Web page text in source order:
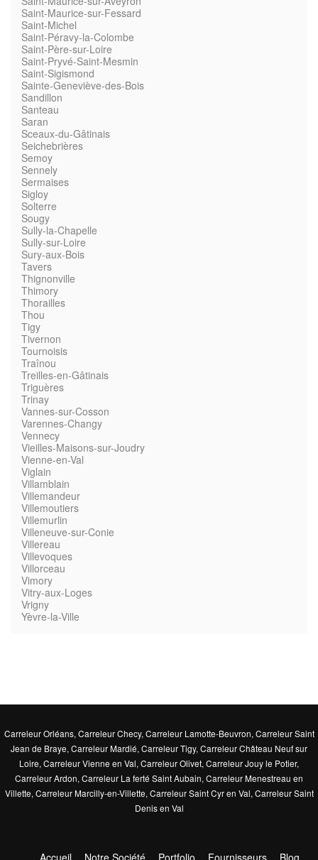
Saint-Maurice-sur-Fessard
Saint-Michel
Saint-Péravy-la-Colombe
Saint-Père-sur-Loire
Saint-Pryvé-Saint-Mesmin
Saint-Sigismond
Sainte-Geneviève-des-Bois
Sandillon
Santeau
Saran
Sceaux-du-Gâtinais
Seichebrières
Semoy
Sennely
Sermaises
Sigloy
Solterre
Sougy
Sully-la-Chapelle
Sully-sur-Loire
Sury-aux-Bois
Tavers
Thignonville
Thimory
Thorailles
Thou
Tigy
Tivernon
Tournoisis
Traînou
Treilles-en-Gâtinais
Triguères
Trinay
Vannes-sur-Cosson
Varennes-Changy
Vennecy
Vieilles-Maisons-sur-Joudry
Vienne-en-Val
Viglain
Villamblain
Villemandeur
Villemoutiers
Villemurlin
Villeneuve-sur-Conie
Villereau
Villevoques
Villorceau
Vimory
Vitry-aux-Loges
Vrigny
Yèvre-la-Ville
Carreleur Orléans,Carreleur Checy,Carreleur Lamotte-Beuvron,Carreleur Saint
Jean de Braye,Carreleur Mardié,Carreleur Tigy,Carreleur Château Neuf sur
Loire,Carreleur Vienne en Val,Carreleur Olivet,Carreleur Jouy le Potier,
Carreleur Ardon,Carreleur La ferté Saint Aubain,Carreleur Menestreau en
Villette,Carreleur Marcilly-en-Villette,Carreleur Saint Cyr en Val,Carreleur Saint
Denis en Val